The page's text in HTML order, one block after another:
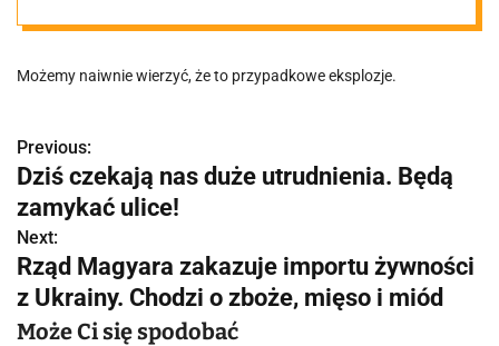
uzależnić
Europę
Możemy naiwnie wierzyć, że to przypadkowe eksplozje.
N
a
w
i
g
Previous:
Dziś czekają nas duże utrudnienia. Będą
zamykać ulice!
Next:
Rząd Magyara zakazuje importu żywności
z Ukrainy. Chodzi o zboże, mięso i miód
Może Ci się spodobać